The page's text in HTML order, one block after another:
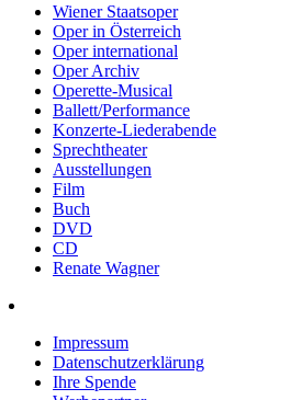
Wiener Staatsoper
Oper in Österreich
Oper international
Oper Archiv
Operette-Musical
Ballett/Performance
Konzerte-Liederabende
Sprechtheater
Ausstellungen
Film
Buch
DVD
CD
Renate Wagner
Impressum
Datenschutzerklärung
Ihre Spende